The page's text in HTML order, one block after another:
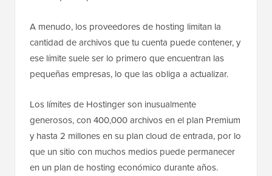
A menudo, los proveedores de hosting limitan la
cantidad de archivos que tu cuenta puede contener, y
ese límite suele ser lo primero que encuentran las
pequeñas empresas, lo que las obliga a actualizar.
Los límites de Hostinger son inusualmente
generosos, con 400,000 archivos en el plan Premium
y hasta 2 millones en su plan cloud de entrada, por lo
que un sitio con muchos medios puede permanecer
en un plan de hosting económico durante años.